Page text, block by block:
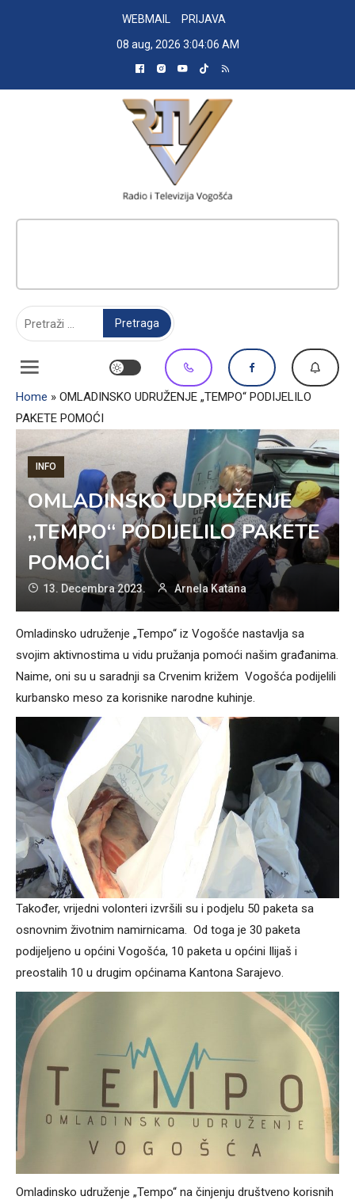
WEBMAIL
PRIJAVA
08 aug, 2026 3:04:07 AM
Home » OMLADINSKO UDRUŽENJE „TEMPO“ PODIJELILO
PAKETE POMOĆI
INFO
OMLADINSKO UDRUŽENJE
„TEMPO“ PODIJELILO PAKETE
POMOĆI
13. Decembra 2023. Arnela Katana
Omladinsko udruženje „Tempo“ iz Vogošće nastavlja sa
svojim aktivnostima u vidu pružanja pomoći našim građanima.
Naime, oni su u saradnji sa Crvenim križem Vogošća podijelili
kurbansko meso za korisnike narodne kuhinje.
Također, vrijedni volonteri izvršili su i podjelu 50 paketa sa
osnovnim životnim namirnicama. Od toga je 30 paketa
podijeljeno u općini Vogošća, 10 paketa u općini Ilijaš i
preostalih 10 u drugim općinama Kantona Sarajevo.
Omladinsko udruženje „Tempo“ na činjenju društveno korisnih